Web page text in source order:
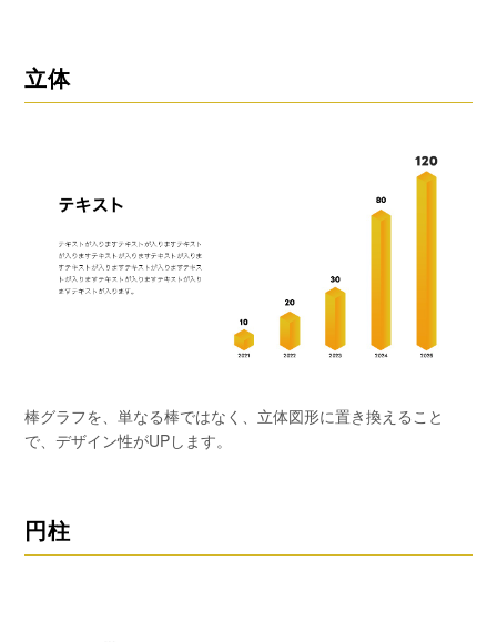
立体
棒グラフを、単なる棒ではなく、立体図形に置き換えること
で、デザイン性がUPします。
円柱